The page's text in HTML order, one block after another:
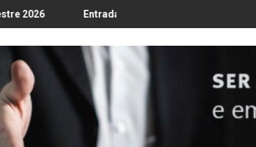
Entrada em vigor da regulamentação do Lobby - Lei